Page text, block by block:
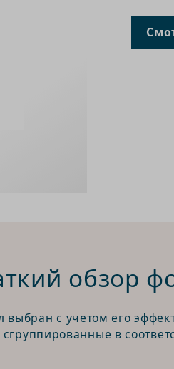
обзор
с учетом его
сгруппированные в